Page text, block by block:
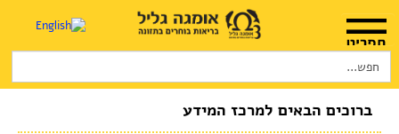
דף הבית
אודות
Search
for:
ברוכים הבאים למרכז המידע